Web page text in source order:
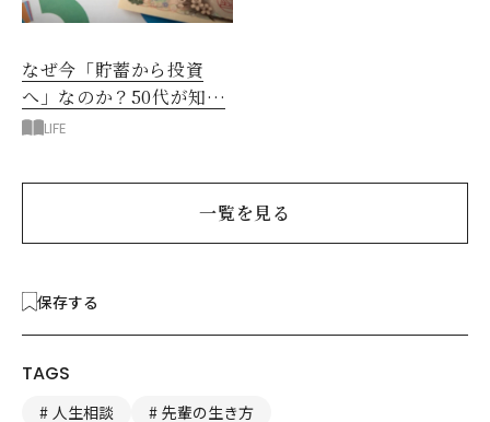
なぜ今「貯蓄から投資
へ」なのか？50代が知る
べきお金の新常識
LIFE
一覧を見る
保存する
TAGS
人生相談 先輩の生き方